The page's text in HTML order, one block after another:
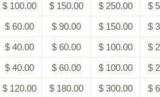
$ 100.00 $ 150.00 $ 250.00
$
$ 60.00 $ 90.00 $ 150.00
$
$ 40.00 $ 60.00 $ 100.00
$
$ 40.00 $ 60.00 $ 100.00
$
$ 120.00 $ 180.00 $ 300.00 $